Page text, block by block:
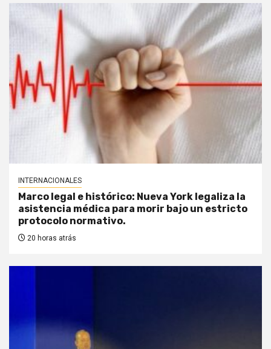
INTERNACIONALES
Marco legal e histórico: Nueva York legaliza la
asistencia médica para morir bajo un estricto
protocolo normativo.
20 horas atrás